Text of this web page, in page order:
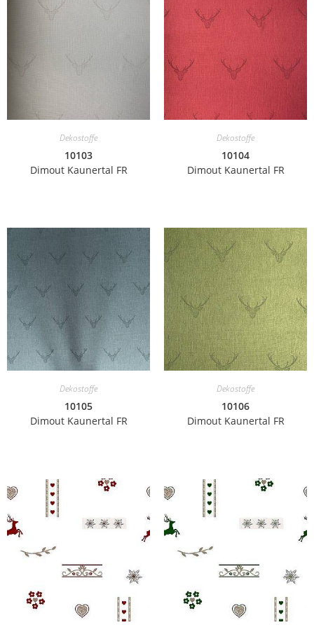
Dekostoffe
10103
Dimout Kaunertal FR
Dekostoffe
10104
Dimout Kaunertal FR
Dekostoffe
10105
Dimout Kaunertal FR
Dekostoffe
10106
Dimout Kaunertal FR